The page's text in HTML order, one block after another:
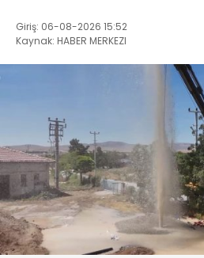
Giriş: 06-08-2026 15:52
Kaynak: HABER MERKEZI